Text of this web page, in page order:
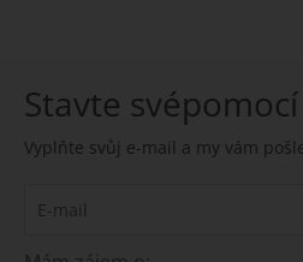
Stavte
Vyplňte svůj e-mail a my vám